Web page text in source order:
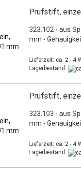
Prüfstift,
323.102 - aus
mm -
Lieferzeit: ca. 2 - 4
Lagerbestand:
Prüfstift,
323.103 - aus
mm -
Lieferzeit: ca. 2 - 4
Lagerbestand: